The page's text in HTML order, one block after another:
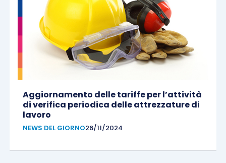
Aggiornamento delle tariffe per l’attività
di verifica periodica delle attrezzature di
lavoro
NEWS DEL GIORNO26/11/2024